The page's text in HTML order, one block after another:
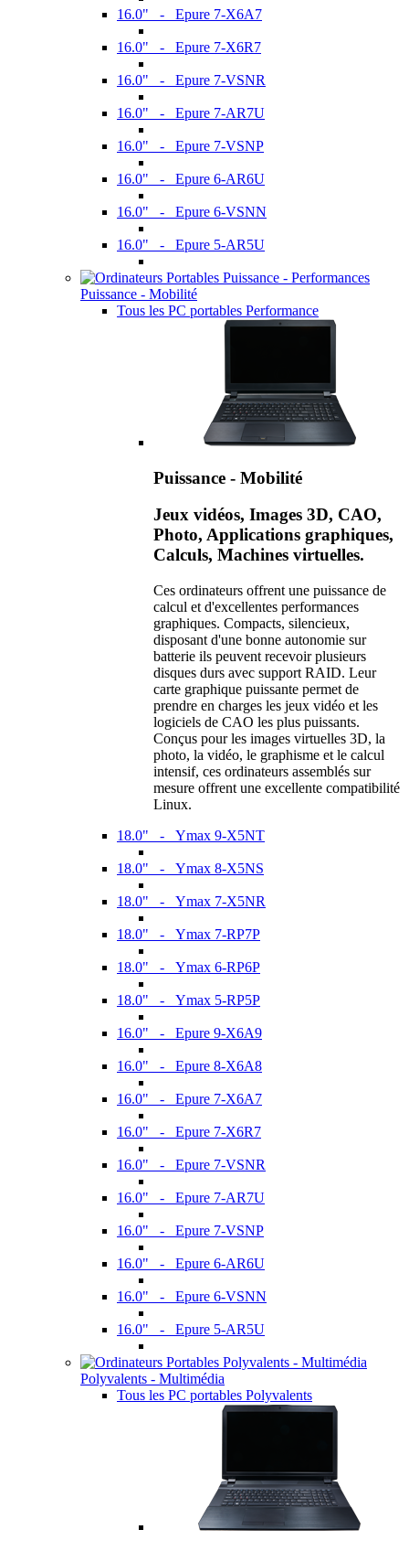
16.0" - Epure 7-X6A7
16.0" - Epure 7-X6R7
16.0" - Epure 7-VSNR
16.0" - Epure 7-AR7U
16.0" - Epure 7-VSNP
16.0" - Epure 6-AR6U
16.0" - Epure 6-VSNN
16.0" - Epure 5-AR5U
Puissance - Mobilité
Tous les PC portables Performance
Puissance - Mobilité
Jeux vidéos, Images 3D, CAO,
Photo, Applications graphiques,
Calculs, Machines virtuelles.
Ces ordinateurs offrent une puissance de
calcul et d'excellentes performances
graphiques. Compacts, silencieux,
disposant d'une bonne autonomie sur
batterie ils peuvent recevoir plusieurs
disques durs avec support RAID. Leur
carte graphique puissante permet de
prendre en charges les jeux vidéo et les
logiciels de CAO les plus puissants.
Conçus pour les images virtuelles 3D, la
photo, la vidéo, le graphisme et le calcul
intensif, ces ordinateurs assemblés sur
mesure offrent une excellente compatibilité
Linux.
18.0" - Ymax 9-X5NT
18.0" - Ymax 8-X5NS
18.0" - Ymax 7-X5NR
18.0" - Ymax 7-RP7P
18.0" - Ymax 6-RP6P
18.0" - Ymax 5-RP5P
16.0" - Epure 9-X6A9
16.0" - Epure 8-X6A8
16.0" - Epure 7-X6A7
16.0" - Epure 7-X6R7
16.0" - Epure 7-VSNR
16.0" - Epure 7-AR7U
16.0" - Epure 7-VSNP
16.0" - Epure 6-AR6U
16.0" - Epure 6-VSNN
16.0" - Epure 5-AR5U
Polyvalents - Multimédia
Tous les PC portables Polyvalents